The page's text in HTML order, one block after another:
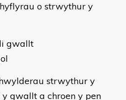
o strwythur y
gwallt
strwythur y
gwallt a chroen y pen